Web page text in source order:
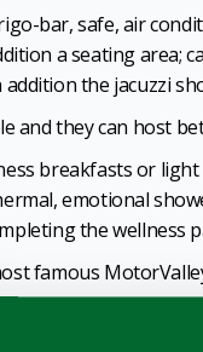
bar, safe, air
a seating area;
the jacuzzi
and they can host
breakfasts or
emotional
the wellness
famous